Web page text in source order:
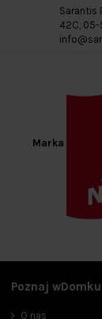
Sarantis
42C,
Marka
Poznaj wDomku
O nas